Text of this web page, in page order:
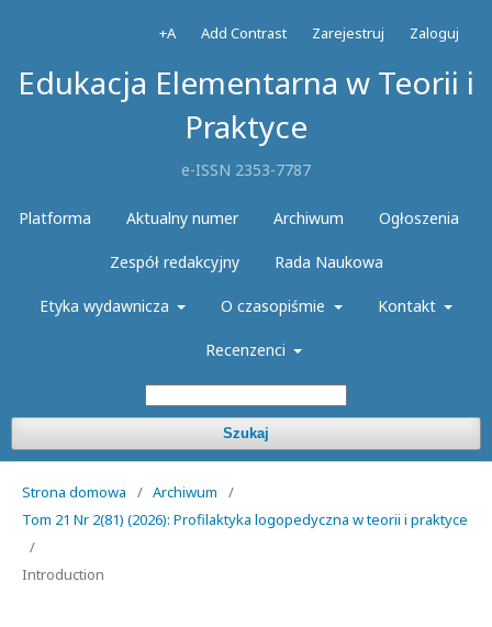
Edukacja Elementarna w Teorii i
Praktyce
e-ISSN 2353-7787
Platforma Aktualny numer Archiwum Ogłoszenia
Zespół redakcyjny Rada Naukowa
Etyka wydawnicza O czasopiśmie Kontakt
Recenzenci
Szukaj
+A Add Contrast Zarejestruj Zaloguj
Strona domowa / Archiwum
/
Tom 21 Nr 2(81) (2026): Profilaktyka logopedyczna w teorii i praktyce
/
Introduction